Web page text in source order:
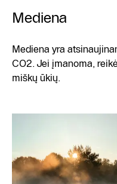
Mediena
Mediena yra
CO2. Jei įmanoma,
miškų ūkių.